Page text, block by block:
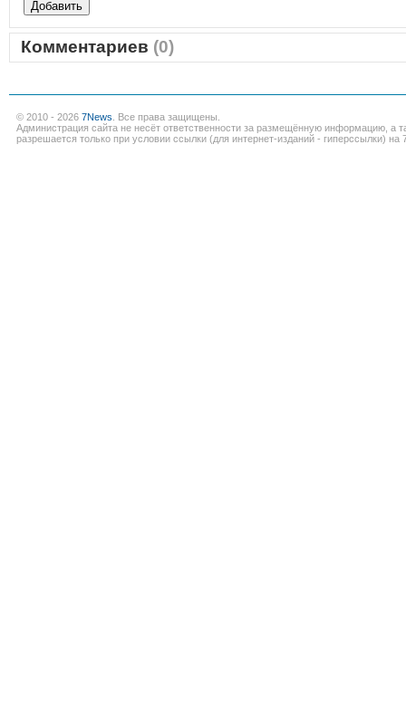
Комментариев (0)
© 2010 - 2026 7News . Все права защищены.
Администрация сайта не несёт ответственности за размещённую информацию, а
разрешается только при условии ссылки (для интернет-изданий - гиперссылки) на